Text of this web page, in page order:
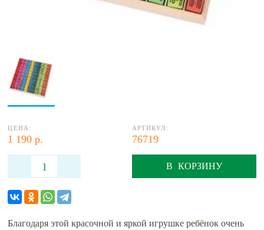
ЦЕНА:
1 190 р.
АРТИКУЛ:
76719
В КОРЗИНУ
Благодаря этой красочной и яркой игрушке ребёнок очень